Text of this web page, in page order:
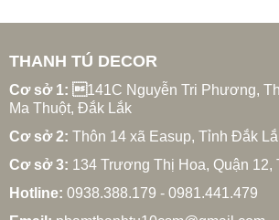
THANH TÚ DECOR
Cơ sở 1: 141C Nguyễn Tri Phương,
Ma Thuột, Đắk Lắk
Cơ sở 2: Thôn 14 xã Easup, Tỉnh Đắk
Cơ sở 3: 134 Trương Thị Hoa, Quận 12,
Hotline: 0938.388.179 - 0981.441.479